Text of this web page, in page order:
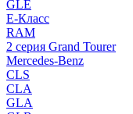
GLE
E-Класс
RAM
2 серия Grand Tourer
Mercedes-Benz
CLS
CLA
GLA